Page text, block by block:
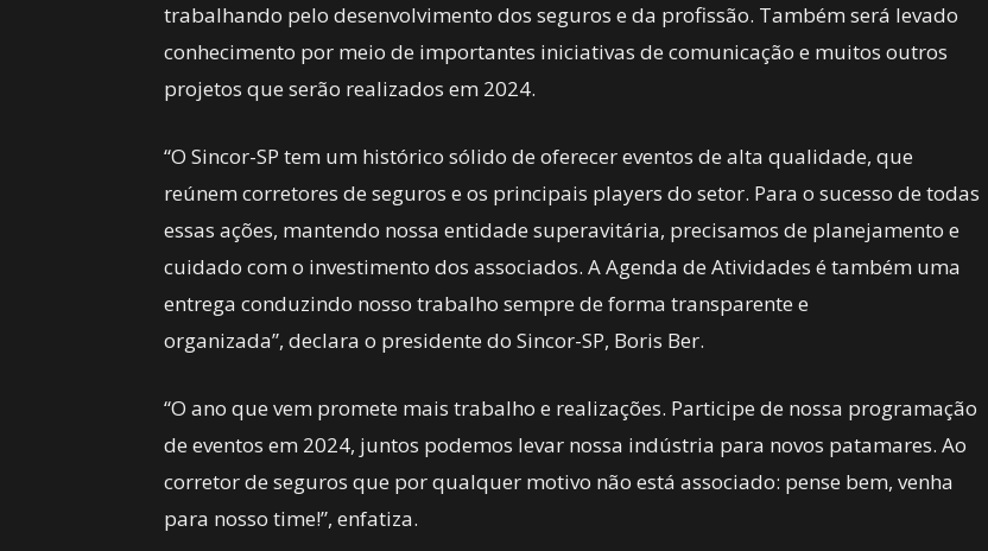
trabalhando pelo desenvolvimento dos seguros e da profissão. Também será levado
conhecimento por meio de importantes iniciativas de comunicação e muitos outros
projetos que serão realizados em 2024.
“O Sincor-SP tem um histórico sólido de oferecer eventos de alta qualidade, que
reúnem corretores de seguros e os principais players do setor. Para o sucesso de todas
essas ações, mantendo nossa entidade superavitária, precisamos de planejamento e
cuidado com o investimento dos associados. A Agenda de Atividades é também uma
entrega conduzindo nosso trabalho sempre de forma transparente e
organizada”, declara o presidente do Sincor-SP, Boris Ber.
“O ano que vem promete mais trabalho e realizações. Participe de nossa programação
de eventos em 2024, juntos podemos levar nossa indústria para novos patamares. Ao
corretor de seguros que por qualquer motivo não está associado: pense bem, venha
para nosso time!”, enfatiza.